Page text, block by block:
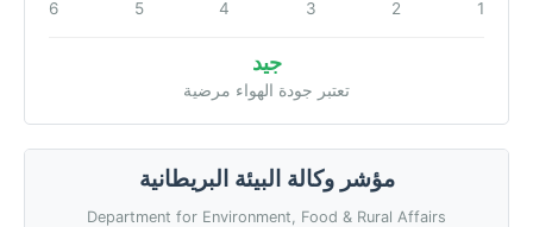
1
2
3
4
5
6
جيد
تعتبر جودة الهواء مرضية
مؤشر وكالة البيئة البريطانية
Department for Environment, Food & Rural Affairs